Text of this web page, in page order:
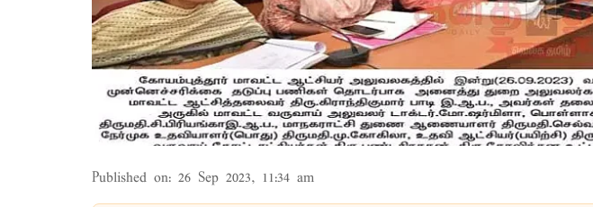
Published on: 26 Sep 2023, 11:34 am